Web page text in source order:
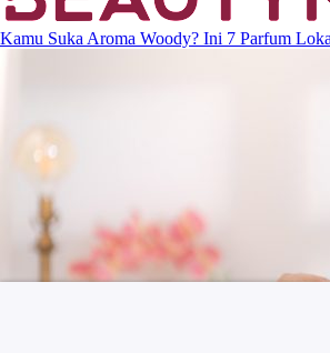
Kamu Suka Aroma Woody? Ini 7 Parfum